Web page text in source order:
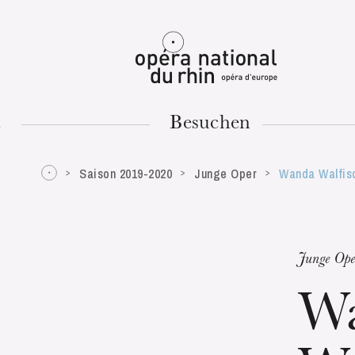
Mulhouse
Besuchen
Saison 2019-2020 Junge Oper Wanda
Junge